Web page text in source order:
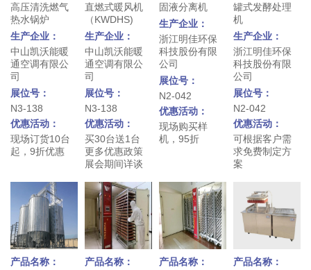
高压清洗燃气
热水锅炉
生产企业：
中山凯沃能暖
通空调有限公
司
展位号：
N3-138
优惠活动：
现场订货10台
起，9折优惠
直燃式暖风机
（KWDHS)
生产企业：
中山凯沃能暖
通空调有限公
司
展位号：
N3-138
优惠活动：
买30台送1台
更多优惠政策
展会期间详谈
固液分离机
生产企业：
浙江明佳环保
科技股份有限
公司
展位号：
N2-042
优惠活动：
现场购买样
机，95折
罐式发酵处理
机
生产企业：
浙江明佳环保
科技股份有限
公司
展位号：
N2-042
优惠活动：
可根据客户需
求免费制定方
案
产品名称：
产品名称：
产品名称：
产品名称：